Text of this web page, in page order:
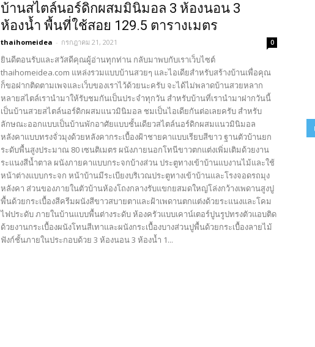
บ้านสไตล์นอร์ดิกผสมมินิมอล 3 ห้องนอน 3
ห้องน้ำ พื้นที่ใช้สอย 129.5 ตารางเมตร
thaihomeidea - กรกฎาคม 21, 2021 0
ยินดีตอนรับและสวัสดีคุณผู้อ่านทุกท่าน กลับมาพบกับเราเว็บไซต์
thaihomeidea.com แหล่งรวมแบบบ้านสวยๆ และไอเดียสำหรับสร้างบ้านเพื่อคุณ
ก็ขอฝากติดตามเพจและเว็บของเราไว้ด้วยนะครับ จะได้ไม่พลาดบ้านสวยหลาก
หลายสไตล์เรานำมาให้รับชมกันเป็นประจำทุกวัน สำหรับบ้านที่เรานำมาฝากวันนี้
เป็นบ้านสวยสไตล์นอร์ดิกผสมแนวมินิมอล ชมเป็นไอเดียกันต่อเลยครับ สำหรับ
ลักษณะออกแบบเป็นบ้านพักอาศัยแบบชั้นเดียวสไตล์นอร์ดิกผสมแนวมินิมอล
หลังคาแบบทรงจั่วมุงด้วยหลังคากระเบื้องฝ้าชายคาแบบเรียบสีขาว ฐานตัวบ้านยก
ระดับพื้นสูงประมาณ 80 เซนติเมตร ผนังภายนอกโทนีขาวตกแต่งเพิ่มเติมด้วยงาน
ระแนงสีน้ำตาล ผนังภายคาแบบกระจกบ้างส่วน ประตูทางเข้าบ้านแบงานไม้และใช้
หน้าต่างแบบกระจก หน้าบ้านมีระเบียงบริเวณประตูทางเข้าบ้านและโรงจอดรถมุง
หลังคา ส่วนของภายในตัวบ้านห้องโถงกลางรับแขกยสมดใหญ่โล่งกว้างเพดานสูงปู
พื้นด้วยกระเบื้องสีครีมผนังสีขาวสบายตาและฝ้าเพดานตกแต่งด้วยระแนงและโคม
ไฟประดับ ภายในบ้านแบบพื้นต่างระดับ ห้องครัวแบบเคาน์เตอร์ปูนรูปทรงตัวแอบติด
ด้วยงานกระเบื้องผนังโทนสีเทาและผนังกระเบื้องบางส่วนปูพื้นด้วยกระเบื้องลายไม้
ฟังก์ชั้นภายในประกอบด้วย 3 ห้องนอน 3 ห้องน้ำ 1...